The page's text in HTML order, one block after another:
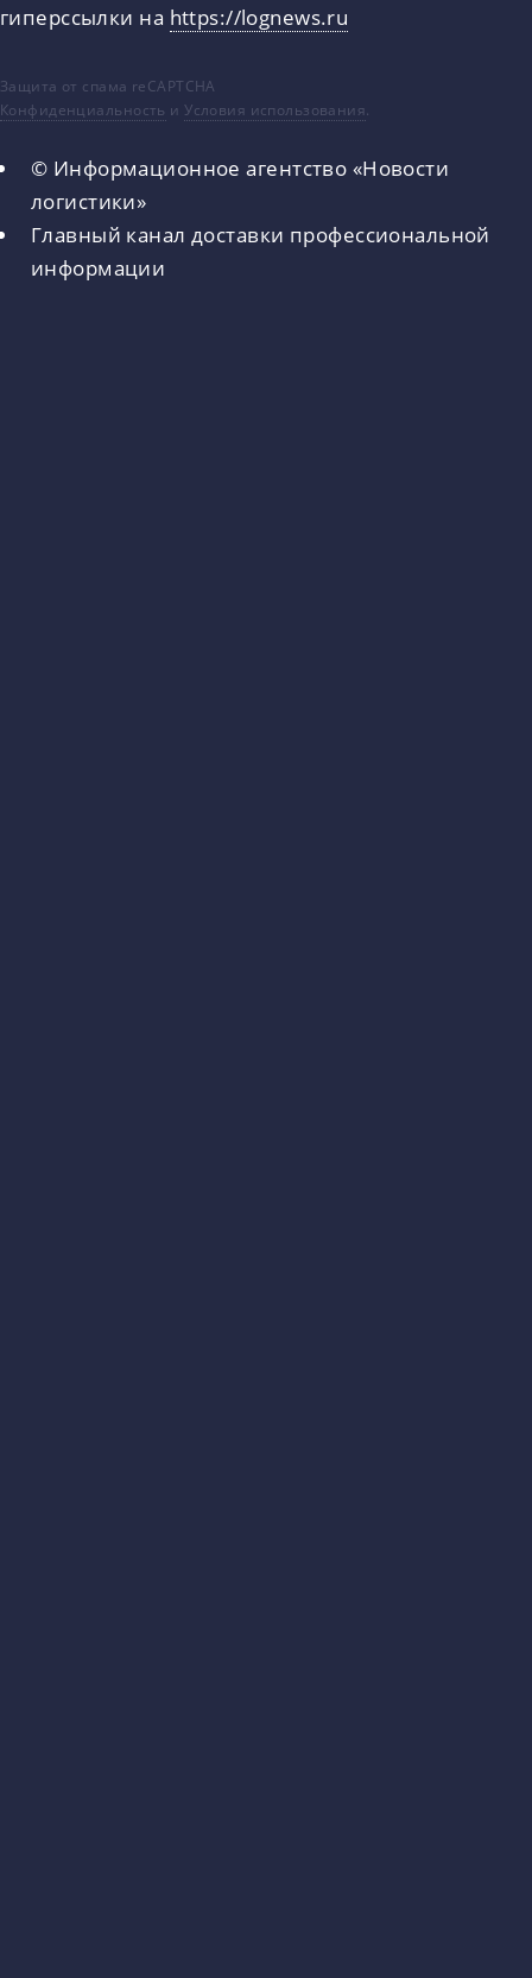
гиперссылки на https://lognews.ru
Защита от спама reCAPTCHA
Конфиденциальность иУсловия использования.
© Информационное агентство «Новости
логистики»
Главный канал доставки профессиональной
информации